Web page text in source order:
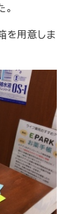
を用意しま